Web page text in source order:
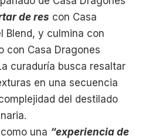
de res con Casa
Blend, y culmina con
con Casa Dragones
curaduría busca resaltar
en una secuencia
del destilado
una “experiencia de